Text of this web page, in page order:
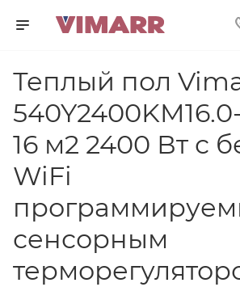
Теплый пол
16 м2 2400 Вт с
WiFi
сенсорным